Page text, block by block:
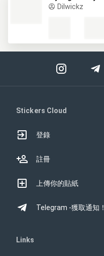
Dilwickz
Stickers Cloud
登錄
註冊
上傳你的貼紙
Telegram -獲取通知！
Links